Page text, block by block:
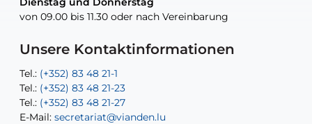
von 09.00 bis 11.30 oder nach Vereinbarung
Unsere Kontaktinformationen
Tel.: (+352) 83 48 21-1
Tel.: (+352) 83 48 21-23
Tel.: (+352) 83 48 21-27
E-Mail: secretariat@vianden.lu
von 09.00 bis 11.30 oder nach Vereinbarung
Tel.: (+352) 83 48 21-20
Tel.: (+352) 83 48 21-22
E-Mail:sofia.carvalho@vianden.lu
E-Mail: diane.storn@vianden.lu
Tel.: (+352) 83 48 21-24
E-Mail: aisha.abdullah@vianden.lu
E-Mail:jos.cormemans@vianden.lu
Tel.: (+352) 83 48 21-51
E-Mail:atelier@vianden.lu